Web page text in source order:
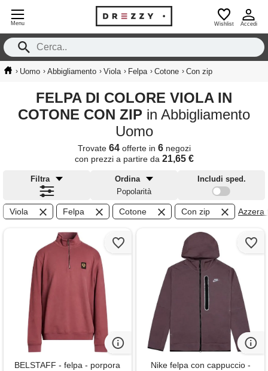
Menu Wishlist Accedi
› Uomo › Abbigliamento › Viola › Felpa › Cotone › Con zip
FELPA DI COLORE VIOLA IN
COTONE CON ZIP in Abbigliamento
Uomo
Trovate 64offerte in 6negozi
con prezzi a partire da 21,65 €
Filtra
Ordina
Popolarità
Includi sped.
Viola Felpa Cotone Con zip Azzera
BELSTAFF - felpa - porpora
Nike felpa con cappuccio -